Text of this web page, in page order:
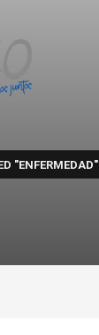
"ENFERMEDAD"